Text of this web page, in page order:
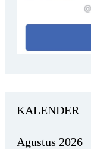
KALENDER
Agustus 2026